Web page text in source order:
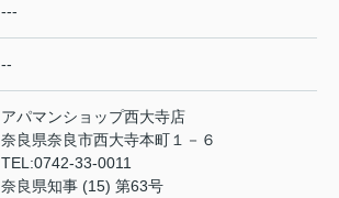
---
--
アパマンショップ西大寺店
奈良県奈良市西大寺本町１－６
TEL:0742-33-0011
奈良県知事 (15) 第63号